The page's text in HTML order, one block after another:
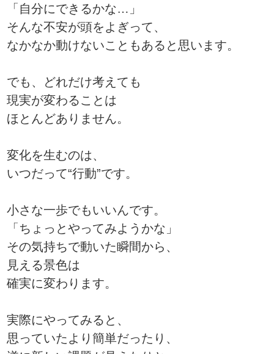
「自分にできるかな…」
そんな不安が頭をよぎって、
なかなか動けないこともあると思います。
でも、どれだけ考えても
現実が変わることは
ほとんどありません。
変化を生むのは、
いつだって“行動”です。
小さな一歩でもいいんです。
「ちょっとやってみようかな」
その気持ちで動いた瞬間から、
見える景色は
確実に変わります。
実際にやってみると、
思っていたより簡単だったり、